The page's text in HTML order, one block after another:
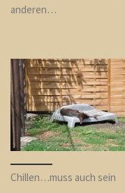
anderen…
Chillen…muss auch sein